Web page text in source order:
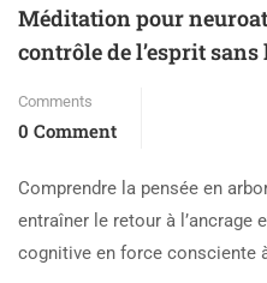
Méditation pour
contrôle de l’esprit
Comments
0 Comment
Comprendre la pensée en
entraîner le retour à l’ancrage
cognitive en force consciente